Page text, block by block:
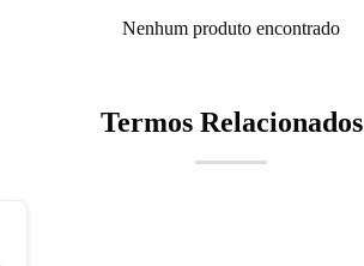
Nenhum produto encontrado
Termos Relacionados